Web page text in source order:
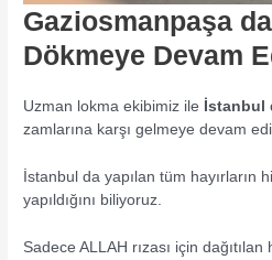
Gaziosmanpaşa
Dökmeye Devam
Uzman lokma ekibimiz ile İstanbul
zamlarına karşı gelmeye devam
İstanbul da yapılan tüm hayırların
yapıldığını biliyoruz.
Sadece ALLAH rızası için dağıtılan